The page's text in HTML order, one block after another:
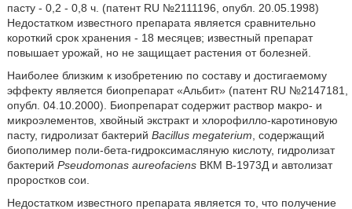
пасту - 0,2 - 0,8 ч. (патент RU №2111196, опубл. 20.05.1998)
Недостатком известного препарата является сравнительно
короткий срок хранения - 18 месяцев; известный препарат
повышает урожай, но не защищает растения от болезней.
Наиболее близким к изобретению по составу и достигаемому
эффекту является биопрепарат «Альбит» (патент RU №2147181,
опубл. 04.10.2000). Биопрепарат содержит раствор макро- и
микроэлементов, хвойный экстракт и хлорофилло-каротиновую
пасту, гидролизат бактерий Bacillus megaterium , содержащий
биополимер поли-бета-гидроксимасляную кислоту, гидролизат
бактерий Pseudomonas aureofaciensВКМ В-1973Д и автолизат
проростков сои.
Недостатком известного препарата является то, что получение